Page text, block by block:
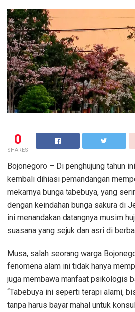
0
SHARES
Bojonegoro – Di penghujung tahun
kembali dihiasi pemandangan
mekarnya bunga tabebuya, yang
dengan keindahan bunga sakura di
ini menandakan datangnya musim
suasana yang sejuk dan asri di
Musa, salah seorang warga
fenomena alam ini tidak hanya
juga membawa manfaat psikologis
“Tabebuya ini seperti terapi alami,
tanpa harus bayar mahal untuk